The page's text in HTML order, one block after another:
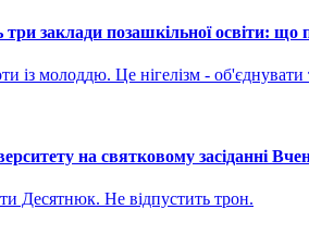
заклади позашкільної освіти:
із молоддю. Це нігелізм -
на святковому засіданні
Десятнюк. Не відпустить трон.